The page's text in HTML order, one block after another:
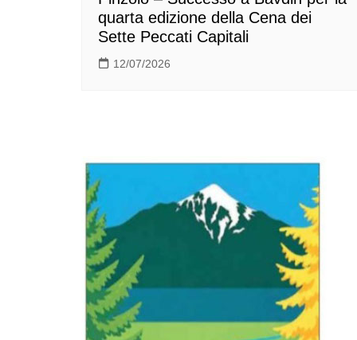
quarta edizione della Cena dei
Sette Peccati Capitali
12/07/2026